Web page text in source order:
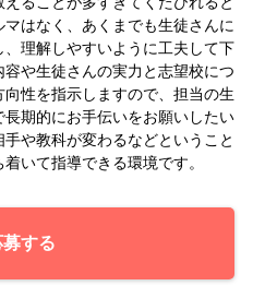
はなく、あくまでも生徒さんに
理解しやすいように工夫して下
や生徒さんの実力と志望校につ
性を指示しますので、担当の生
期的にお手伝いをお願いしたい
や教科が変わるなどということ
いて指導できる環境です。
募する